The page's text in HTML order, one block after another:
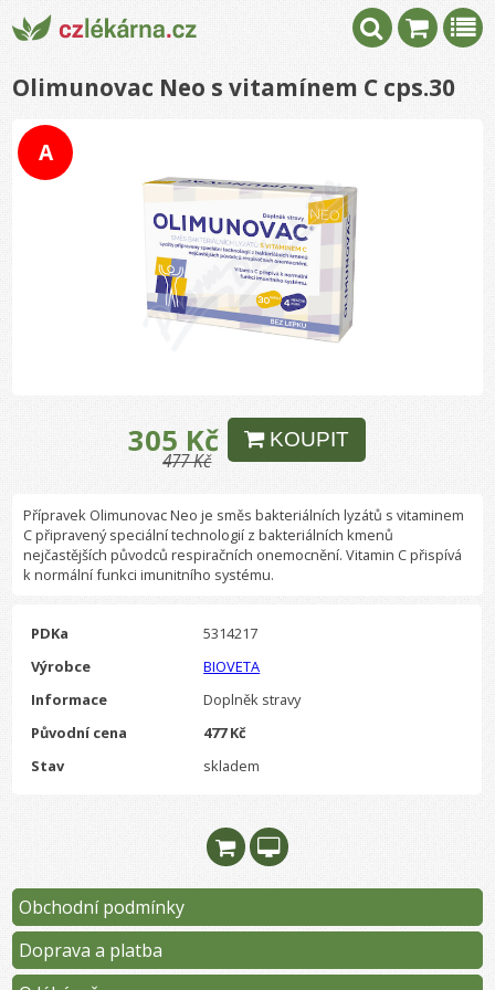
Olimunovac Neo s vitamínem C cps.30
A
305 Kč
477 Kč
KOUPIT
Přípravek Olimunovac Neo je směs bakteriálních lyzátů s vitaminem
C připravený speciální technologií z bakteriálních kmenů
nejčastějších původců respiračních onemocnění. Vitamin C přispívá
k normální funkci imunitního systému.
PDKa
5314217
Výrobce
BIOVETA
Informace
Doplněk stravy
Původní cena
477 Kč
Stav
skladem
Obchodní podmínky
Doprava a platba